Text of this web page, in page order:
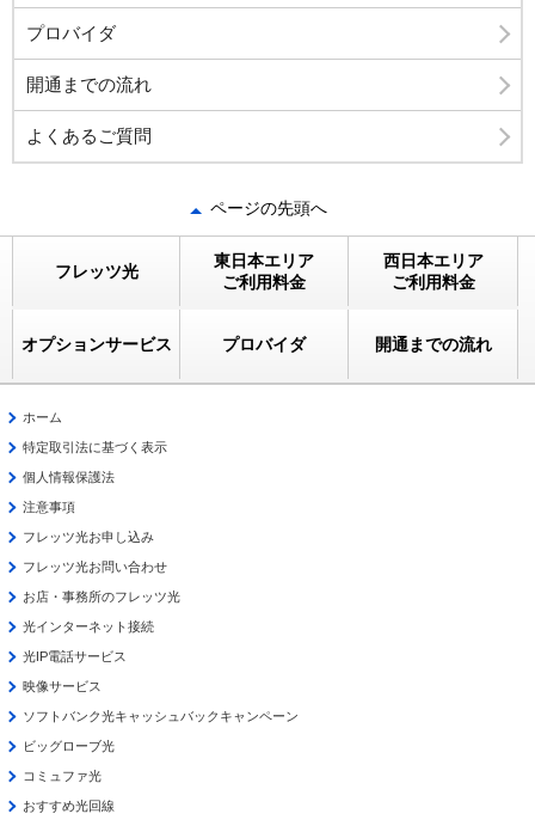
プロバイダ
開通までの流れ
よくあるご質問
ページの先頭へ
フレッツ光
東日本エリア
ご利用料金
西日本エリア
ご利用料金
オプションサービス プロバイダ 開通までの流れ
ホーム
特定取引法に基づく表示
個人情報保護法
注意事項
フレッツ光お申し込み
フレッツ光お問い合わせ
お店・事務所のフレッツ光
光インターネット接続
光IP電話サービス
映像サービス
ソフトバンク光キャッシュバックキャンペーン
ビッグローブ光
コミュファ光
おすすめ光回線